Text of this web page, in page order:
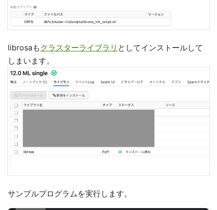
librosaも クラスターライブラリ としてインストールして
しまいます。
サンプルプログラムを実行します。